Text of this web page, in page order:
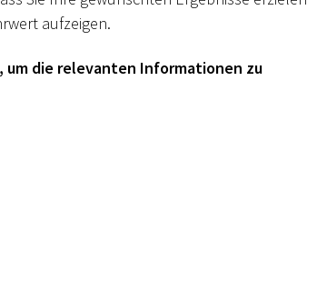
aufzeigen.
um die relevanten Informationen zu